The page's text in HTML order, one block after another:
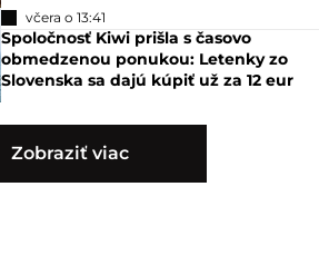
včera o 13:41
Spoločnosť Kiwi prišla s časovo
obmedzenou ponukou: Letenky zo
Slovenska sa dajú kúpiť už za 12 eur
Zobraziť viac